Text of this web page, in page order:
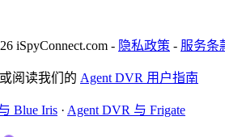
iSpyConnect.com - 隐私政策 - 服务条
或阅读我们的 Agent DVR 用户指南
Blue Iris · Agent DVR 与 Frigate